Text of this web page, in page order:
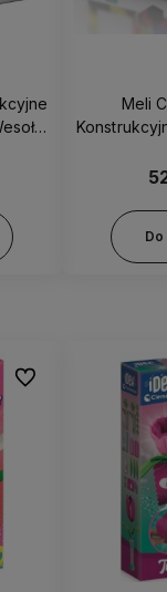
Meli
Do ulubionych